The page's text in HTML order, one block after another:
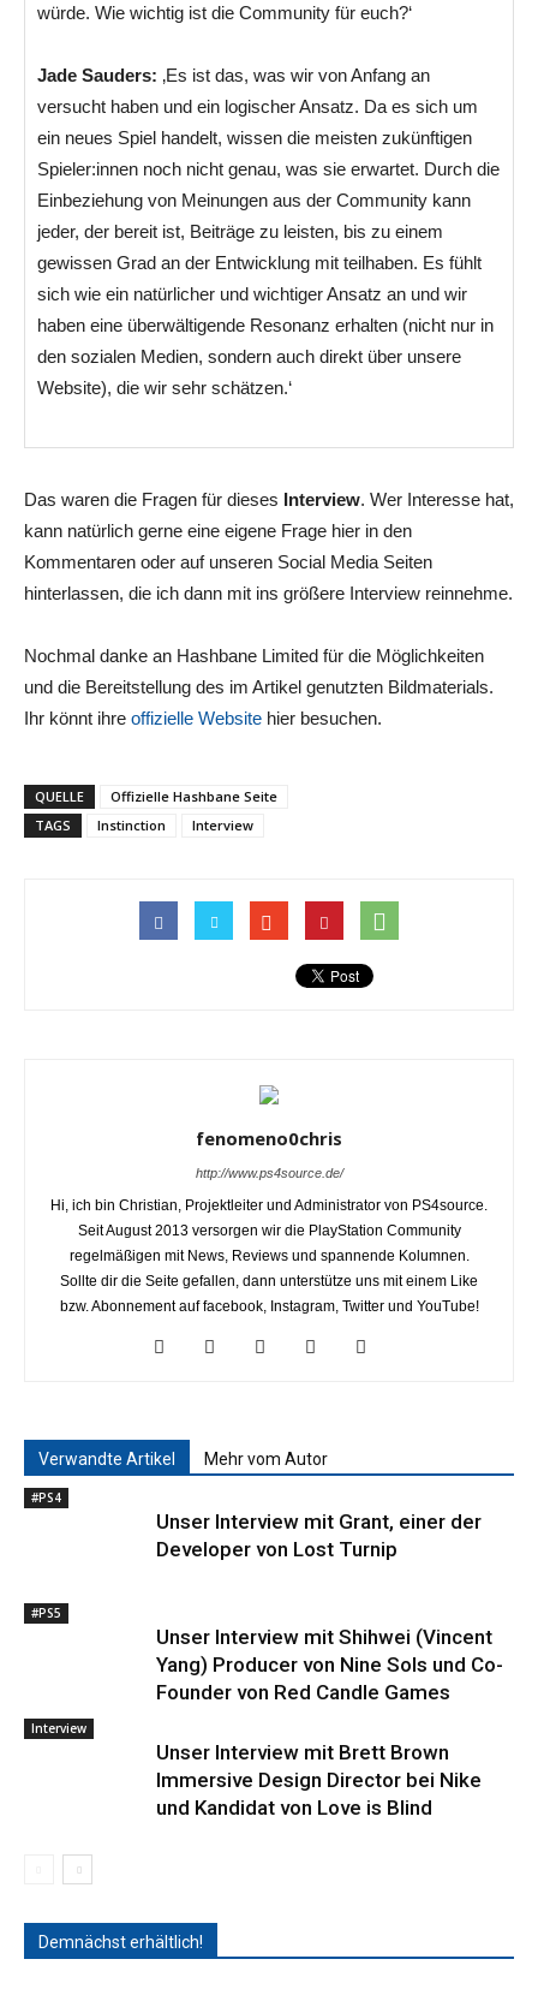
würde. Wie wichtig ist die Community für euch?‘
Jade Sauders: ‚Es ist das, was wir von Anfang an
versucht haben und ein logischer Ansatz. Da es sich um
ein neues Spiel handelt, wissen die meisten zukünftigen
Spieler:innen noch nicht genau, was sie erwartet. Durch die
Einbeziehung von Meinungen aus der Community kann
jeder, der bereit ist, Beiträge zu leisten, bis zu einem
gewissen Grad an der Entwicklung mit teilhaben. Es fühlt
sich wie ein natürlicher und wichtiger Ansatz an und wir
haben eine überwältigende Resonanz erhalten (nicht nur in
den sozialen Medien, sondern auch direkt über unsere
Website), die wir sehr schätzen.‘
Das waren die Fragen für dieses Interview. Wer Interesse hat,
kann natürlich gerne eine eigene Frage hier in den
Kommentaren oder auf unseren Social Media Seiten
hinterlassen, die ich dann mit ins größere Interview reinnehme.
Nochmal danke an Hashbane Limited für die Möglichkeiten
und die Bereitstellung des im Artikel genutzten Bildmaterials.
Ihr könnt ihre offizielle Website hier besuchen.
QUELLE
Offizielle Hashbane Seite
TAGS
Instinction Interview
fenomeno0chris
http://www.ps4source.de/
Hi, ich bin Christian, Projektleiter und Administrator von PS4source.
Seit August 2013 versorgen wir die PlayStation Community
regelmäßigen mit News, Reviews und spannende Kolumnen.
Sollte dir die Seite gefallen, dann unterstütze uns mit einem Like
bzw. Abonnement auf facebook, Instagram, Twitter und YouTube!
Verwandte Artikel Mehr vom Autor
#PS4
Unser Interview mit Grant, einer der
Developer von Lost Turnip
#PS5
Unser Interview mit Shihwei (Vincent
Yang) Producer von Nine Sols und Co-
Founder von Red Candle Games
Interview
Unser Interview mit Brett Brown
Immersive Design Director bei Nike
und Kandidat von Love is Blind
Demnächst erhältlich!